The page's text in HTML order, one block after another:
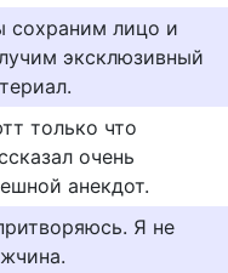
сохраним лицо и
эксклюзивный
только что
очень
анекдот.
Я не